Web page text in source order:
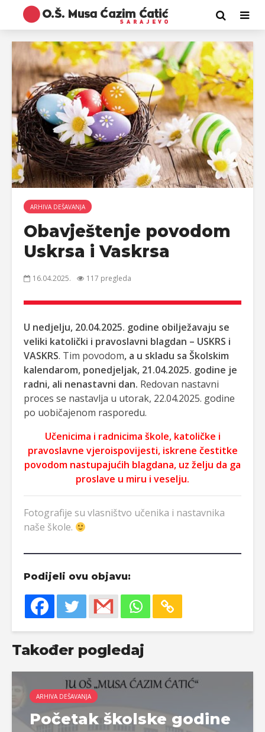
ARHIVA DEŠAVANJA
Obavještenje povodom
Uskrsa i Vaskrsa
16.04.2025. 117 pregleda
U nedjelju, 20.04.2025. godine obilježavaju se
veliki katolički i pravoslavni blagdan – USKRS i
VASKRS. Tim povodom, a u skladu sa Školskim
kalendarom, ponedjeljak, 21.04.2025. godine je
radni, ali nenastavni dan. Redovan nastavni
proces se nastavlja u utorak, 22.04.2025. godine
po uobičajenom rasporedu.
Učenicima i radnicima škole, katoličke i
pravoslavne vjeroispovijesti, iskrene čestitke
povodom nastupajućih blagdana, uz želju da ga
proslave u miru i veselju.
Fotografije su vlasništvo učenika i nastavnika
naše škole.
Podijeli ovu objavu:
Također pogledaj
ARHIVA DEŠAVANJA
Početak školske godine